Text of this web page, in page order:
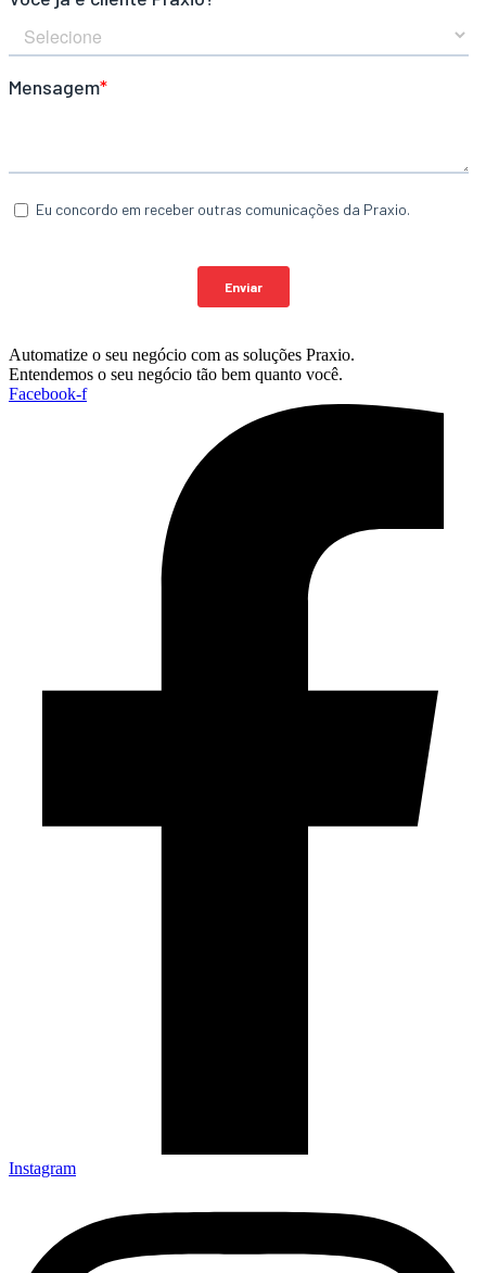
Automatize o seu negócio com as soluções Praxio.
Entendemos o seu negócio tão bem quanto você.
Facebook-f
Instagram